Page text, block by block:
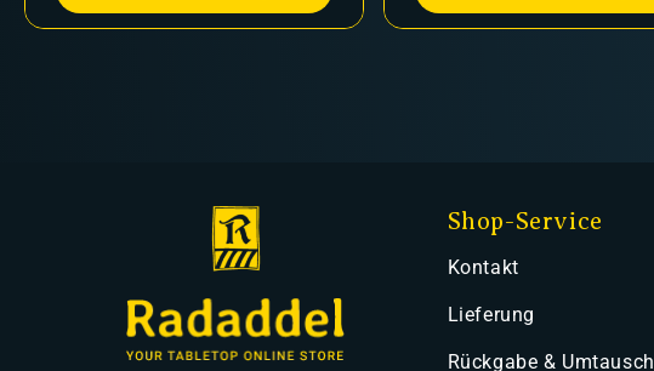
Shop-Service
Kontakt
Lieferung
Rückgabe & Umtausch